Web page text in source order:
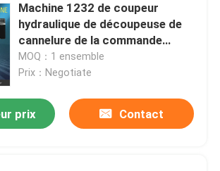
Machine 1232 de coupeur
hydraulique de découpeuse de
cannelure de la commande
numérique par ordinateur V V
pour le mobilier métallique
MOQ：1 ensemble
Prix：Negotiate
prix Contact